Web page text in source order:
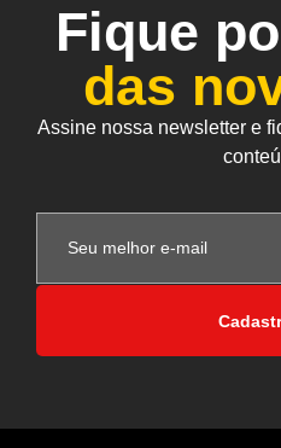
Fique
das
Assine nossa newsletter e